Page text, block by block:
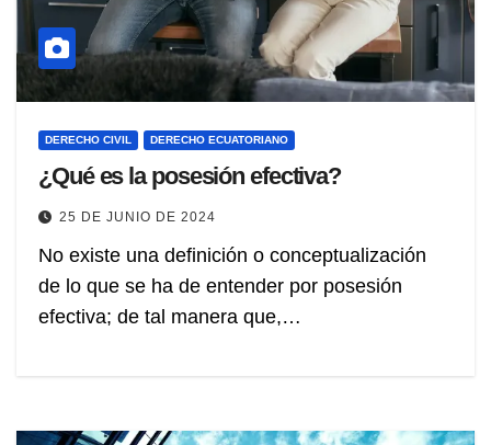
DERECHO CIVIL DERECHO ECUATORIANO
¿Qué es la posesión efectiva?
25 DE JUNIO DE 2024
No existe una definición o conceptualización
de lo que se ha de entender por posesión
efectiva; de tal manera que,…